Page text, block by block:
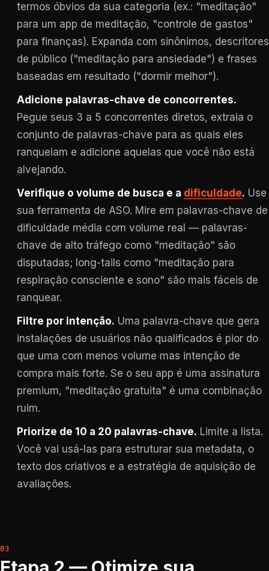
termos óbvios da sua categoria (ex.: "meditação"
para um app de meditação, "controle de gastos"
para finanças). Expanda com sinônimos, descritores
de público ("meditação para ansiedade") e frases
baseadas em resultado ("dormir melhor").
Adicione palavras-chave de concorrentes.
Pegue seus 3 a 5 concorrentes diretos, extraia o
conjunto de palavras-chave para as quais eles
ranqueiam e adicione aquelas que você não está
alvejando.
Verifique o volume de busca e a dificuldade. Use
sua ferramenta de ASO. Mire em palavras-chave de
dificuldade média com volume real — palavras-
chave de alto tráfego como "meditação" são
disputadas; long-tails como "meditação para
respiração consciente e sono" são mais fáceis de
ranquear.
Filtre por intenção. Uma palavra-chave que gera
instalações de usuários não qualificados é pior do
que uma com menos volume mas intenção de
compra mais forte. Se o seu app é uma assinatura
premium, "meditação gratuita" é uma combinação
ruim.
Priorize de 10 a 20 palavras-chave. Limite a lista.
Você vai usá-las para estruturar sua metadata, o
texto dos criativos e a estratégia de aquisição de
avaliações.